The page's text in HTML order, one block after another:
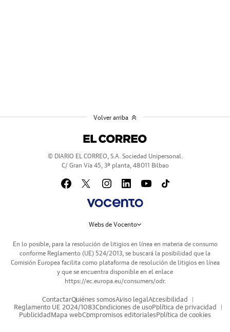
© DIARIO EL CORREO, S.A. Sociedad Unipersonal.
C/ Gran Vía 45, 3ª planta, 48011 Bilbao
Webs de Vocento
En lo posible, para la resolución de litigios en línea en materia de consumo
conforme Reglamento (UE) 524/2013, se buscará la posibilidad que la
Comisión Europea facilita como plataforma de resolución de litigios en línea
y que se encuentra disponible en el enlace
https://ec.europa.eu/consumers/odr.
ContactarQuiénes somosAviso legal Accesibilidad
Reglamento UE 2024/1083Condiciones de usoPolítica de privacidad
Publicidad Mapa webCompromisos editorialesPolítica de cookies
Volver arriba